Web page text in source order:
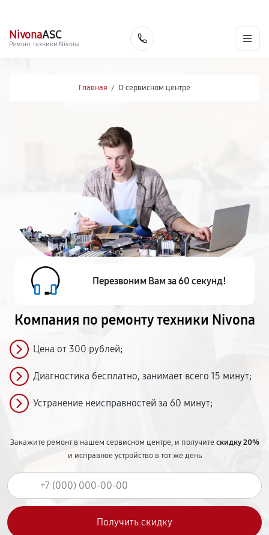
NivonaASC
Ремонт техники Nivona
Главная / О сервисном центре
Компания по ремонтутехники Nivona
Цена от 300 рублей;
Диагностика бесплатно, занимает всего 15 минут;
Устранение неисправностей за 60 минут;
Закажите ремонт в нашем сервисном центре, и получитескидку 20%
и исправное устройство в тот же день
Перезвоним Вам за 60 секунд!